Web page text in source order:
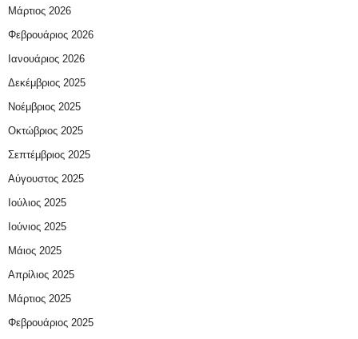
Μάρτιος 2026
Φεβρουάριος 2026
Ιανουάριος 2026
Δεκέμβριος 2025
Νοέμβριος 2025
Οκτώβριος 2025
Σεπτέμβριος 2025
Αύγουστος 2025
Ιούλιος 2025
Ιούνιος 2025
Μάιος 2025
Απρίλιος 2025
Μάρτιος 2025
Φεβρουάριος 2025